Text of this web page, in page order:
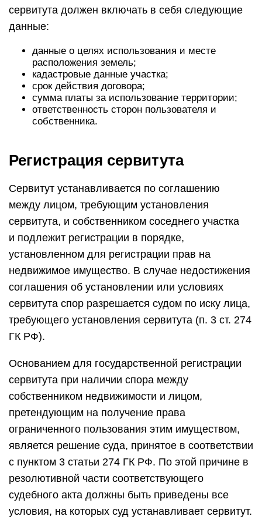
сервитута должен включать в себя следующие
данные:
данные о целях использования и месте
расположения земель;
кадастровые данные участка;
срок действия договора;
сумма платы за использование территории;
ответственность сторон пользователя и
собственника.
Регистрация сервитута
Сервитут устанавливается по соглашению
между лицом, требующим установления
сервитута, и собственником соседнего участка
и подлежит регистрации в порядке,
установленном для регистрации прав на
недвижимое имущество. В случае недостижения
соглашения об установлении или условиях
сервитута спор разрешается судом по иску лица,
требующего установления сервитута (п. 3 ст. 274
ГК РФ).
Основанием для государственной регистрации
сервитута при наличии спора между
собственником недвижимости и лицом,
претендующим на получение права
ограниченного пользования этим имуществом,
является решение суда, принятое в соответствии
с пунктом 3 статьи 274 ГК РФ. По этой причине в
резолютивной части соответствующего
судебного акта должны быть приведены все
условия, на которых суд устанавливает сервитут.